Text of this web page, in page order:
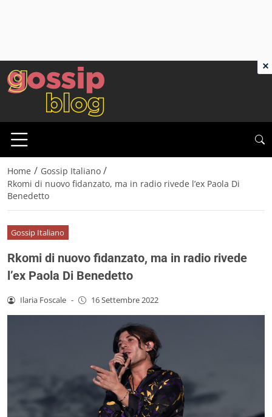
Home / Gossip Italiano /
Rkomi di nuovo fidanzato, ma in radio rivede l’ex Paola Di
Benedetto
Gossip Italiano
Rkomi di nuovo fidanzato, ma in radio rivede
l’ex Paola Di Benedetto
Ilaria Foscale - 16 Settembre 2022
×